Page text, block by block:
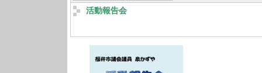
活動報告会